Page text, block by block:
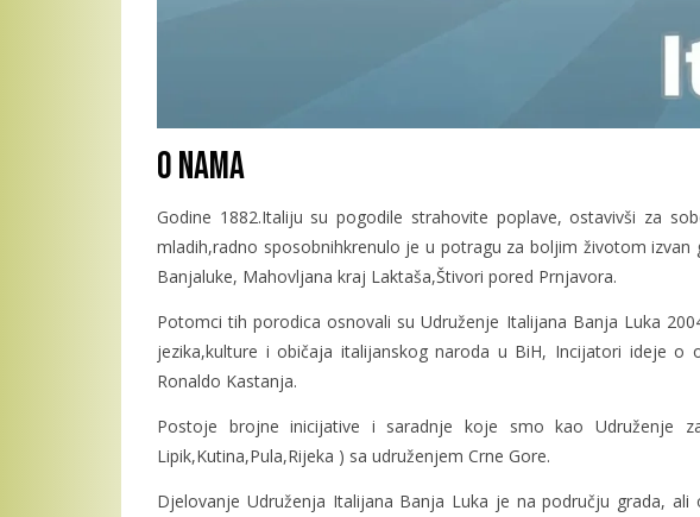
O nama
Godine 1882.Italiju su pogodile strahovite poplave, ostavivši za
mladih,radno sposobnihkrenulo je u potragu za boljim životom
Banjaluke, Mahovljana kraj Laktaša,Štivori pored Prnjavora.
Potomci tih porodica osnovali su Udruženje Italijana Banja Luka
jezika,kulture i običaja italijanskog naroda u BiH, Incijatori ideje o
Ronaldo Kastanja.
Postoje brojne inicijative i saradnje koje smo kao Udruženje
Lipik,Kutina,Pula,Rijeka ) sa udruženjem Crne Gore.
Djelovanje Udruženja Italijana Banja Luka je na području grada,